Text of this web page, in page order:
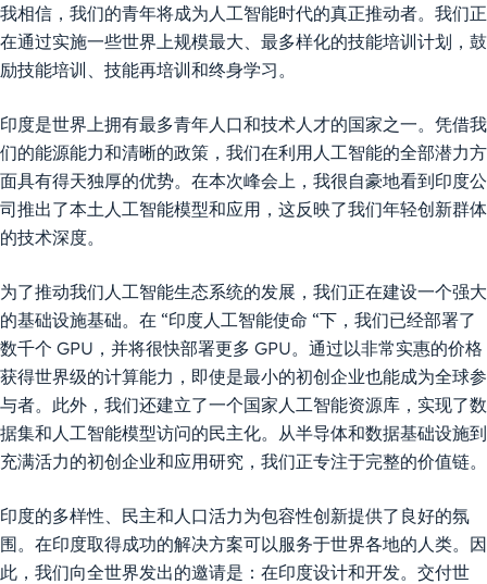
我相信，我们的青年将成为人工智能时代的真正推动者。我们正
在通过实施一些世界上规模最大、最多样化的技能培训计划，鼓
励技能培训、技能再培训和终身学习。
印度是世界上拥有最多青年人口和技术人才的国家之一。凭借我
们的能源能力和清晰的政策，我们在利用人工智能的全部潜力方
面具有得天独厚的优势。在本次峰会上，我很自豪地看到印度公
司推出了本土人工智能模型和应用，这反映了我们年轻创新群体
的技术深度。
为了推动我们人工智能生态系统的发展，我们正在建设一个强大
的基础设施基础。在 “印度人工智能使命 “下，我们已经部署了
数千个 GPU，并将很快部署更多 GPU。通过以非常实惠的价格
获得世界级的计算能力，即使是最小的初创企业也能成为全球参
与者。此外，我们还建立了一个国家人工智能资源库，实现了数
据集和人工智能模型访问的民主化。从半导体和数据基础设施到
充满活力的初创企业和应用研究，我们正专注于完整的价值链。
印度的多样性、民主和人口活力为包容性创新提供了良好的氛
围。在印度取得成功的解决方案可以服务于世界各地的人类。因
此，我们向全世界发出的邀请是：在印度设计和开发。交付世